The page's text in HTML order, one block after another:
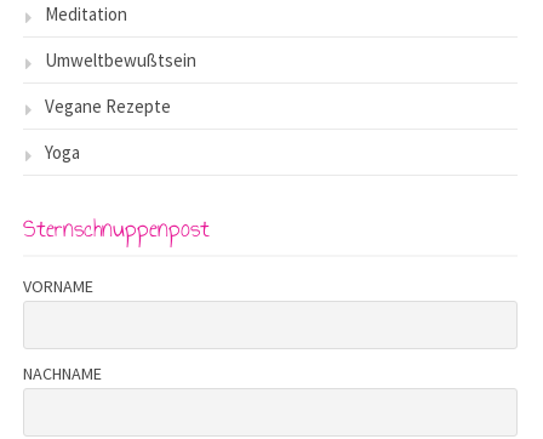
Meditation
Umweltbewußtsein
Vegane Rezepte
Yoga
Sternschnuppenpost
VORNAME
NACHNAME